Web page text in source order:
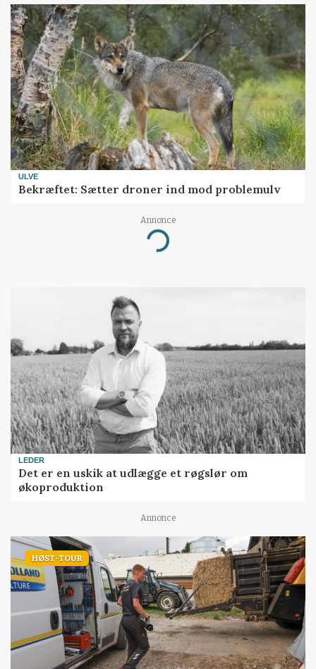
ULVE
Bekræftet: Sætter droner ind mod problemulv
Annonce
Loading...
LEDER
Det er en uskik at udlægge et røgslør om
økoproduktion
Annonce
HØST-TOUR